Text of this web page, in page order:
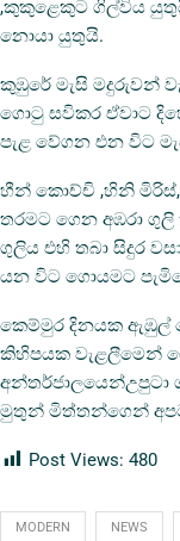
,කුකුළෙකුට ගිල්විය
නොයා යුතුයි.
කුඹුරේ මැසි මදුරුවන්
ගොටු සවිකර ඒවාට
පැළ වේගන එන විට
හීන් කොච්චි ,හිනි
තරමට ගෙන අඹරා
ගුලිය එහි තබා සිදුර
යන විට ගොයමට
කෙම්මුර දිනයක ඇඹුල්
කිහිපයක වැළලීමෙන්
මුතුන් මිත්තන්ගෙන්
Post Views: 480
MODERN NEWS